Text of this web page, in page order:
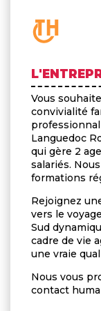
Vous
convivialité
Languedoc
qui gère 2
salariés.
formations
Rejoignez
vers le
Sud
cadre de vie
une vraie
Nous vous
contact